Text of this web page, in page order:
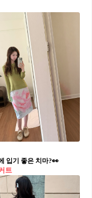
입기 좋은 치마?👀
트